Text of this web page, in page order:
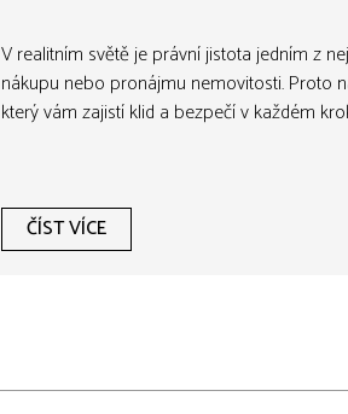
V realitním světě je právní jistota jedním z
nákupu nebo pronájmu nemovitosti. Proto
který vám zajistí klid a bezpečí v každém
ČÍST VÍCE